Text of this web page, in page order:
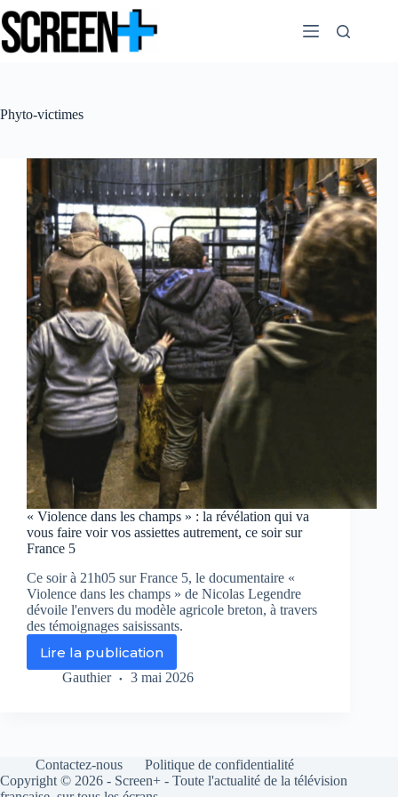
au
contenu
Phyto-victimes
« Violence dans les champs » : la révélation qui va
vous faire voir vos assiettes autrement, ce soir sur
France 5
Ce soir à 21h05 sur France 5, le documentaire «
Violence dans les champs » de Nicolas Legendre
dévoile l'envers du modèle agricole breton, à travers
des témoignages saisissants.
Lire la publication
«
Violence
:
la
Gauthier 3 mai 2026
Contactez-nous
Politique de confidentialité
Copyright © 2026 - Screen+ - Toute l'actualité de la télévision